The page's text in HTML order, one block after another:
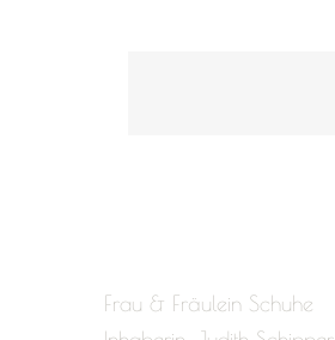
Frau & Fräulein Schuhe